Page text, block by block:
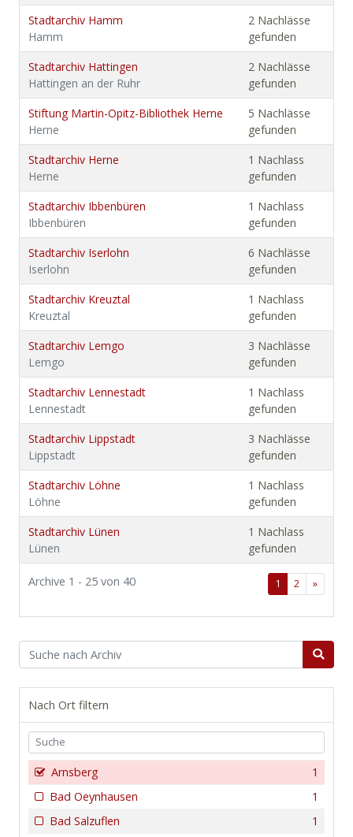
Stadtarchiv Hamm
Hamm
2 Nachlässe
gefunden
Stadtarchiv Hattingen
Hattingen an der Ruhr
2 Nachlässe
gefunden
Stiftung Martin-Opitz-Bibliothek Herne
Herne
5 Nachlässe
gefunden
Stadtarchiv Herne
Herne
1 Nachlass
gefunden
Stadtarchiv Ibbenbüren
Ibbenbüren
1 Nachlass
gefunden
Stadtarchiv Iserlohn
Iserlohn
6 Nachlässe
gefunden
Stadtarchiv Kreuztal
Kreuztal
1 Nachlass
gefunden
Stadtarchiv Lemgo
Lemgo
3 Nachlässe
gefunden
Stadtarchiv Lennestadt
Lennestadt
1 Nachlass
gefunden
Stadtarchiv Lippstadt
Lippstadt
3 Nachlässe
gefunden
Stadtarchiv Löhne
Löhne
1 Nachlass
gefunden
Stadtarchiv Lünen
Lünen
1 Nachlass
gefunden
Archive 1 - 25 von 40 1 2 »
Nach Ort filtern
1
Arnsberg
1
Bad Oeynhausen
1
Bad Salzuflen